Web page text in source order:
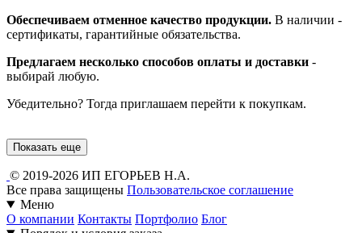
Обеспечиваем отменное качество продукции. В наличии -
сертификаты, гарантийные обязательства.
Предлагаем несколько способов оплаты и доставки -
выбирай любую.
Убедительно? Тогда приглашаем перейти к покупкам.
Показать еще
© 2019-2026 ИП ЕГОРЬЕВ Н.А.
Все права защищены Пользовательское соглашение
Меню
О компании Контакты Портфолио Блог